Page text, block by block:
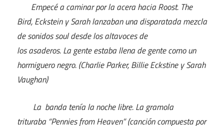
Empecé a caminar por la acera hacia Roost. The
Bird, Eckstein y Sarah lanzaban una disparatada mezcla
de sonidos soul desde los altavoces de
los asaderos. La gente estaba llena de gente como un
hormiguero negro. (Charlie Parker, Billie Eckstine y Sarah
Vaughan)
La banda tenía la noche libre. La gramola
trituraba “Pennies from Heaven” (canción compuesta por